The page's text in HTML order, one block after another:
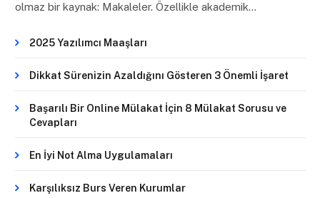
olmaz bir kaynak: Makaleler. Özellikle akademik…
2025 Yazılımcı Maaşları
Dikkat Sürenizin Azaldığını Gösteren 3 Önemli İşaret
Başarılı Bir Online Mülakat İçin 8 Mülakat Sorusu ve
Cevapları
En İyi Not Alma Uygulamaları
Karşılıksız Burs Veren Kurumlar